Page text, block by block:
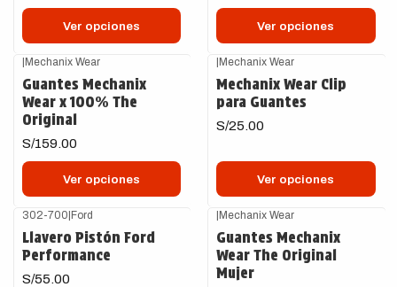
Ver opciones Ver opciones
|Mechanix Wear
Guantes Mechanix
Wear x 100% The
Original
S/159.00
Ver opciones
|Mechanix Wear
Mechanix Wear Clip
para Guantes
S/25.00
Ver opciones
302-700|Ford
Llavero Pistón Ford
Performance
S/55.00
|Mechanix Wear
Guantes Mechanix
Wear The Original
Mujer